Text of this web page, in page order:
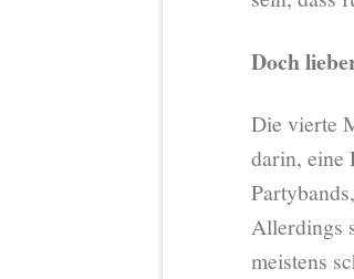
Doch
Die vierte
darin, eine
Allerdings
meistens